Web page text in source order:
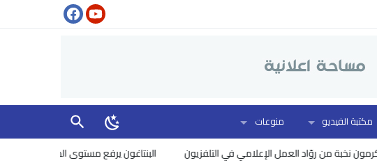
مكتبة الفيديو منوعات
من روّاد العمل الإعلامي في التلفزيون البنتاغون يرفع مستوى الخطر: إسرائيل تتجسس